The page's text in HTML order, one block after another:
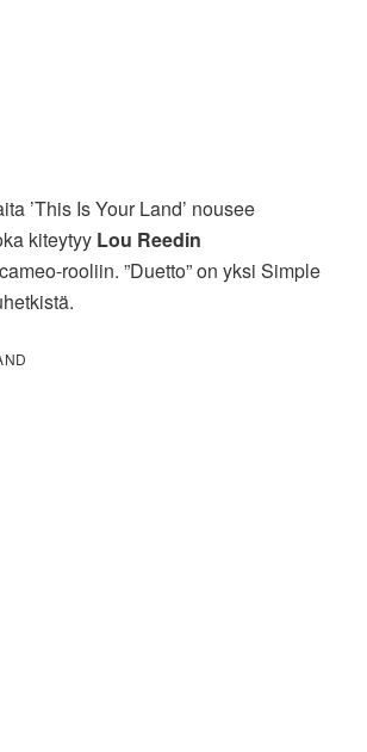
’This Is Your Land’ nousee
kiteytyy Lou Reedin
rooliin. ”Duetto” on yksi Simple